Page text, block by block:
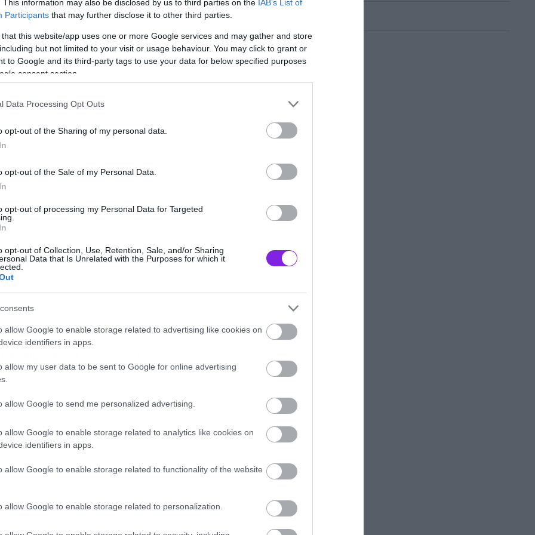
This information may also be disclosed by us to third parties on the IAB’s List of
Participants that may further disclose it to other third parties.
that this website/app uses one or more Google services and may gather and store
but not limited to your visit or usage behaviour. You may click to grant or
to Google and its third-party tags to use your data for below specified purposes
consent section.
Data Processing Opt Outs
opt-out of the Sharing of my personal data.
opt-out of the Sale of my Personal Data.
opt-out of processing my Personal Data for Targeted
opt-out of Collection, Use, Retention, Sale, and/or Sharing
Data that Is Unrelated with the Purposes for which it
allow Google to enable storage related to advertising like cookies on
identifiers in apps.
allow my user data to be sent to Google for online advertising
allow Google to send me personalized advertising.
allow Google to enable storage related to analytics like cookies on
identifiers in apps.
allow Google to enable storage related to functionality of the website
allow Google to enable storage related to personalization.
πλατφόρμα του Netflix τον
2025 –ΕΛΛΑΔΑ
Σεζόν 2
επικίνδυνα παιχνίδια με επιρροές
ζωντανεύει το φαινόμενο του